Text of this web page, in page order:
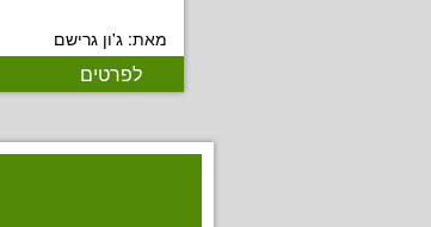
מאת: ג'ון גרישם
לפרטים